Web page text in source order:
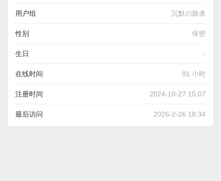
用户组 沉默の旅者
性别 保密
生日 -
在线时间 81 小时
注册时间 2024-10-27 15:07
最后访问 2026-2-26 18:34